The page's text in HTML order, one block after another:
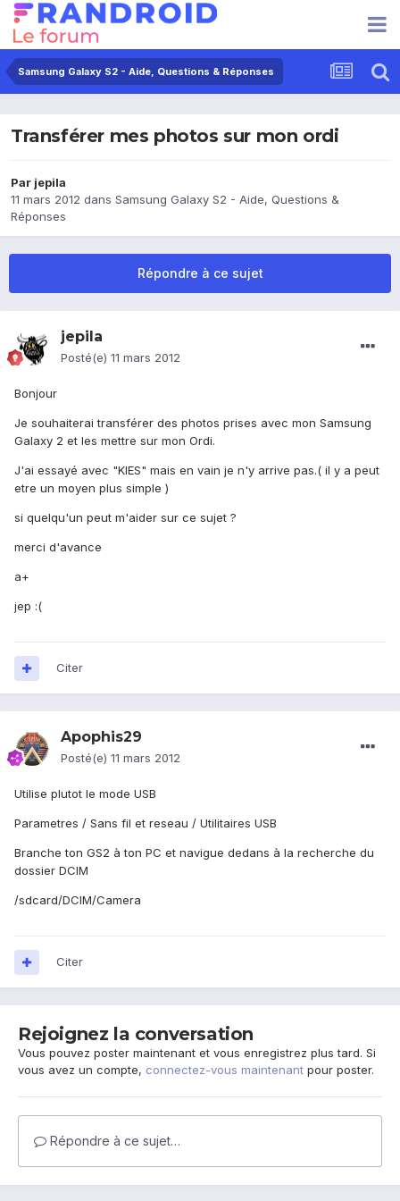
Samsung Galaxy S2 - Aide, Questions & Réponses
Transférer mes photos sur mon ordi
Par jepila
11 mars 2012 dans Samsung Galaxy S2 - Aide, Questions &
Réponses
Répondre à ce sujet
jepila
Posté(e) 11 mars 2012
Bonjour
Je souhaiterai transférer des photos prises avec mon Samsung
Galaxy 2 et les mettre sur mon Ordi.
J'ai essayé avec "KIES" mais en vain je n'y arrive pas.( il y a peut
etre un moyen plus simple )
si quelqu'un peut m'aider sur ce sujet ?
merci d'avance
a+
jep :(
Citer
Apophis29
Posté(e) 11 mars 2012
Utilise plutot le mode USB
Parametres / Sans fil et reseau / Utilitaires USB
Branche ton GS2 à ton PC et navigue dedans à la recherche du
dossier DCIM
/sdcard/DCIM/Camera
Citer
Rejoignez la conversation
Vous pouvez poster maintenant et vous enregistrez plus tard. Si
vous avez un compte, connectez-vous maintenant pour poster.
Répondre à ce sujet…